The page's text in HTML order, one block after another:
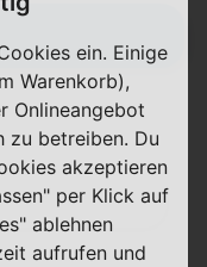
Details
ein. Einige
Warenkorb),
Onlineangebot
zu betreiben. Du
akzeptieren
per Klick auf
ablehnen
aufrufen und